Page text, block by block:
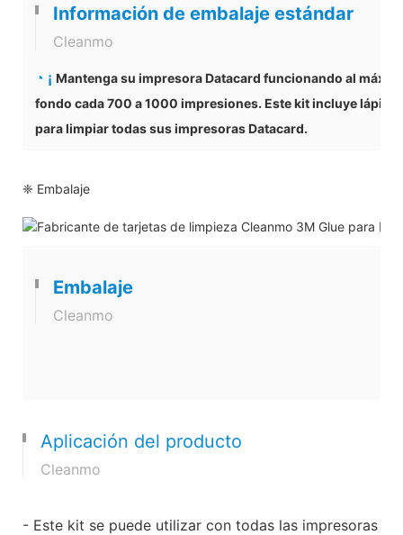
Información de embalaje estándar
Cleanmo
◔ ¡ Mantenga su impresora Datacard funcionando al
fondo cada 700 a 1000 impresiones. Este kit incluye
para limpiar todas sus impresoras Datacard.
❈ Embalaje
Embalaje
Cleanmo
Aplicación del producto
Cleanmo
- Este kit se puede utilizar con todas las impresoras